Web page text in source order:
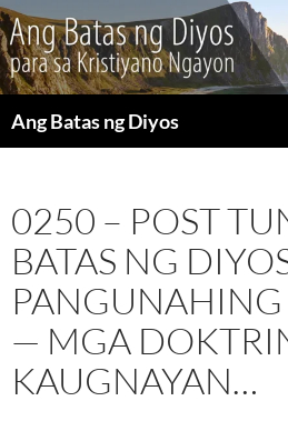
Ang Batas ng Diyos
0250 – POST
BATAS NG
— MGA
KAUGNAYAN…